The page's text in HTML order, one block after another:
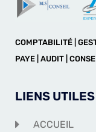
COMPTABILITÉ |
PAYE | AUDIT |
LIENS UTILES
ACCUEIL